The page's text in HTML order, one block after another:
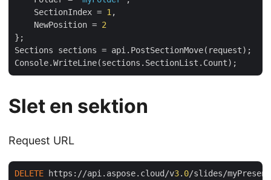
    SectionIndex =
1,
    NewPosition =
2
};
Sections sections = api.PostSectionMove(request);
Slet en sektion
Request URL
DELETE https://api.aspose.cloud/v3. 0/slides/